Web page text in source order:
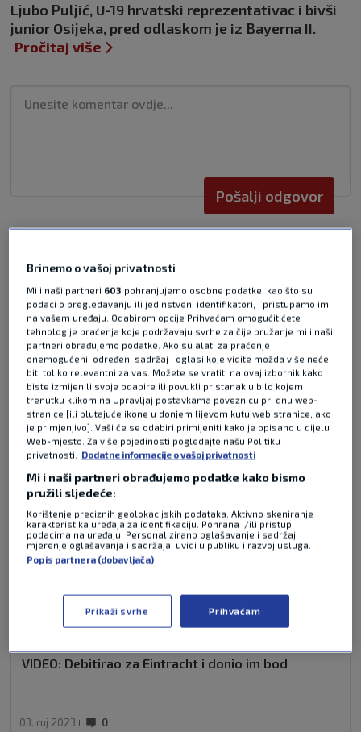
Ljubo Puljić, U-19 hrvatski reprezentativac i bivši
junior Osijeka, pred odlaskom je iz Bayerna II.
Pročitaj više
Pošalji odgovor
Pošalji
NAJČITANIJE VIJESTI - BUNDESLIGA
VIDEO: Debitirao za Eintracht i donio im bod
03. ruj 2023 0
Brinemo o vašoj privatnosti
Mi i naši partneri 603 pohranjujemo osobne podatke, kao što su
podaci o pregledavanju ili jedinstveni identifikatori, i pristupamo im
na vašem uređaju. Odabirom opcije Prihvaćam omogućit ćete
tehnologije praćenja koje podržavaju svrhe za čije pružanje mi i naši
partneri obrađujemo podatke. Ako su alati za praćenje
onemogućeni, određeni sadržaj i oglasi koje vidite možda više neće
biti toliko relevantni za vas. Možete se vratiti na ovaj izbornik kako
biste izmijenili svoje odabire ili povukli pristanak u bilo kojem
trenutku klikom na Upravljaj postavkama poveznicu pri dnu web-
stranice [ili plutajuće ikone u donjem lijevom kutu web stranice, ako
je primjenjivo]. Vaši će se odabiri primijeniti kako je opisano u dijelu
Web-mjesto. Za više pojedinosti pogledajte našu Politiku
privatnosti. Dodatne informacije o vašoj privatnosti
Mi i naši partneri obrađujemo podatke kako bismo
pružili sljedeće:
Korištenje preciznih geolokacijskih podataka. Aktivno skeniranje
karakteristika uređaja za identifikaciju. Pohrana i/ili pristup
podacima na uređaju. Personalizirano oglašavanje i sadržaj,
mjerenje oglašavanja i sadržaja, uvidi u publiku i razvoj usluga.
Popis partnera (dobavljača)
Prikaži svrhe Prihvaćam